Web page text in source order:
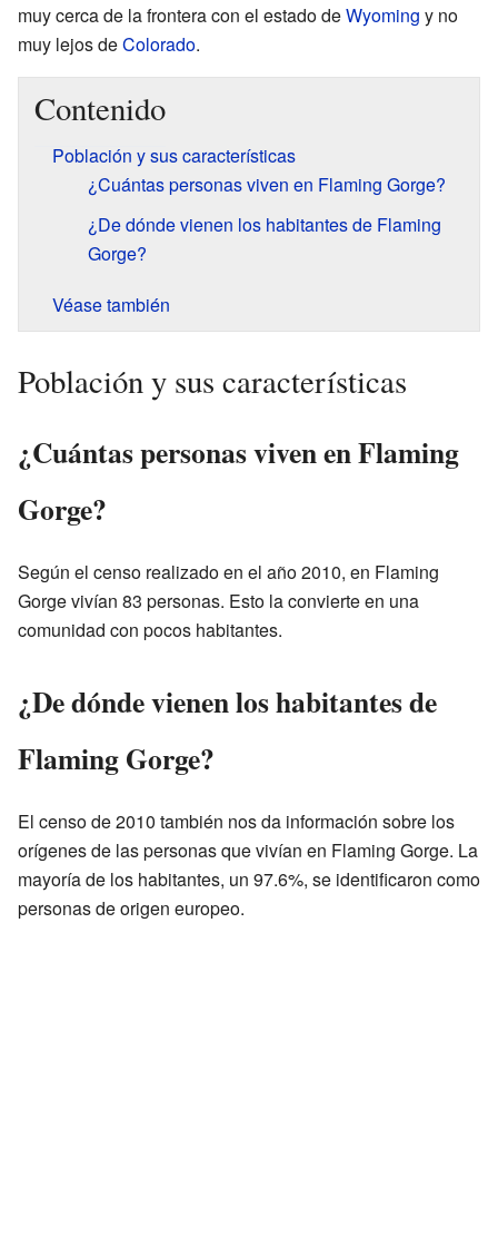
muy cerca de la frontera con el estado deWyoming y no
muy lejos deColorado.
Contenido
Población y sus características
¿Cuántas personas viven en Flaming Gorge?
¿De dónde vienen los habitantes de Flaming
Gorge?
Véase también
Población y sus características
¿Cuántas personas viven en Flaming
Gorge?
Según el censo realizado en el año 2010, en Flaming
Gorge vivían 83 personas. Esto la convierte en una
comunidad con pocos habitantes.
¿De dónde vienen los habitantes de
Flaming Gorge?
El censo de 2010 también nos da información sobre los
orígenes de las personas que vivían en Flaming Gorge. La
mayoría de los habitantes, un 97.6%, se identificaron como
personas de origen europeo.